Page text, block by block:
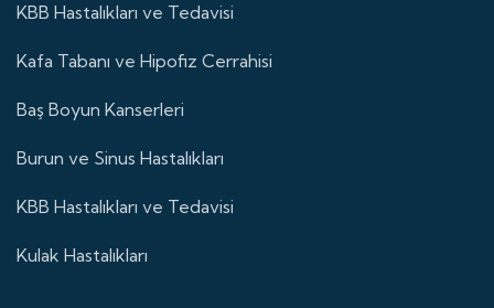
KBB Hastalıkları ve Tedavisi
Kafa Tabanı ve Hipofiz Cerrahisi
Baş Boyun Kanserleri
Burun ve Sinus Hastalıkları
KBB Hastalıkları ve Tedavisi
Kulak Hastalıkları